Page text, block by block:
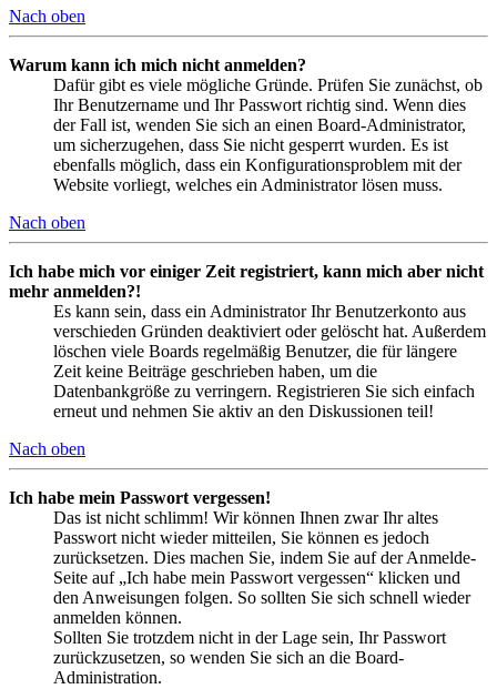
Nach oben
Warum kann ich mich nicht anmelden?
Dafür gibt es viele mögliche Gründe. Prüfen Sie zunächst, ob
Ihr Benutzername und Ihr Passwort richtig sind. Wenn dies
der Fall ist, wenden Sie sich an einen Board-Administrator,
um sicherzugehen, dass Sie nicht gesperrt wurden. Es ist
ebenfalls möglich, dass ein Konfigurationsproblem mit der
Website vorliegt, welches ein Administrator lösen muss.
Nach oben
Ich habe mich vor einiger Zeit registriert, kann mich aber nicht
mehr anmelden?!
Es kann sein, dass ein Administrator Ihr Benutzerkonto aus
verschieden Gründen deaktiviert oder gelöscht hat. Außerdem
löschen viele Boards regelmäßig Benutzer, die für längere
Zeit keine Beiträge geschrieben haben, um die
Datenbankgröße zu verringern. Registrieren Sie sich einfach
erneut und nehmen Sie aktiv an den Diskussionen teil!
Nach oben
Ich habe mein Passwort vergessen!
Das ist nicht schlimm! Wir können Ihnen zwar Ihr altes
Passwort nicht wieder mitteilen, Sie können es jedoch
zurücksetzen. Dies machen Sie, indem Sie auf der Anmelde-
Seite auf „Ich habe mein Passwort vergessen“ klicken und
den Anweisungen folgen. So sollten Sie sich schnell wieder
anmelden können.
Sollten Sie trotzdem nicht in der Lage sein, Ihr Passwort
zurückzusetzen, so wenden Sie sich an die Board-
Administration.